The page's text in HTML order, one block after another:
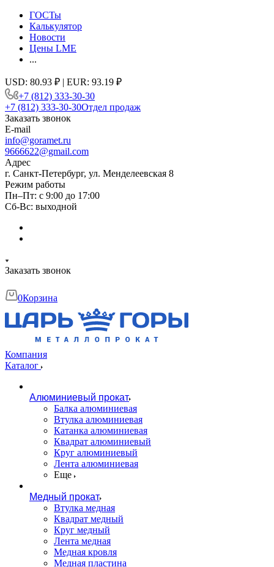
ГОСТы
Калькулятор
Новости
Цены LME
...
USD: 80.93 ₽ | EUR: 93.19 ₽
+7 (812) 333-30-30
+7 (812) 333-30-30Отдел продаж
Заказать звонок
E-mail
info@goramet.ru
9666622@gmail.com
Адрес
г. Санкт-Петербург, ул. Менделеевская 8
Режим работы
Пн–Пт: с 9:00 до 17:00
Сб-Вс: выходной
Заказать звонок
0Корзина
Компания
Каталог
Алюминиевый прокат
Балка алюминиевая
Втулка алюминиевая
Катанка алюминиевая
Квадрат алюминиевый
Круг алюминиевый
Лента алюминиевая
Еще
Медный прокат
Втулка медная
Квадрат медный
Круг медный
Лента медная
Медная кровля
Медная пластина